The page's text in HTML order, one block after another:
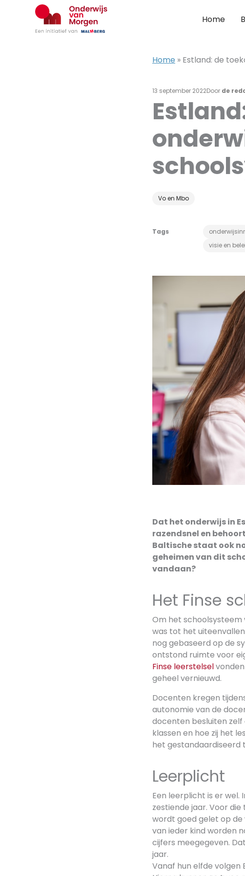
Home
Home » Estland: de
13 september 2022Door de
Vo en Mbo
Tags
visie en
Dat het onderwijs in
razendsnel en
Baltische staat ook
geheimen van dit
vandaan?
Het Finse
Om het schoolsysteem
was tot het uiteenvallen
nog gebaseerd op de
ontstond ruimte voor
Finse leerstelsel
geheel vernieuwd.
Docenten kregen
autonomie van de
docenten besluiten zelf
klassen en hoe zij het
het gestandaardiseerd
Leerplicht
Een leerplicht is er wel.
zestiende jaar. Voor
wordt goed gelet op de
van ieder kind worden
cijfers meegegeven.
jaar.
Vanaf hun elfde volgen